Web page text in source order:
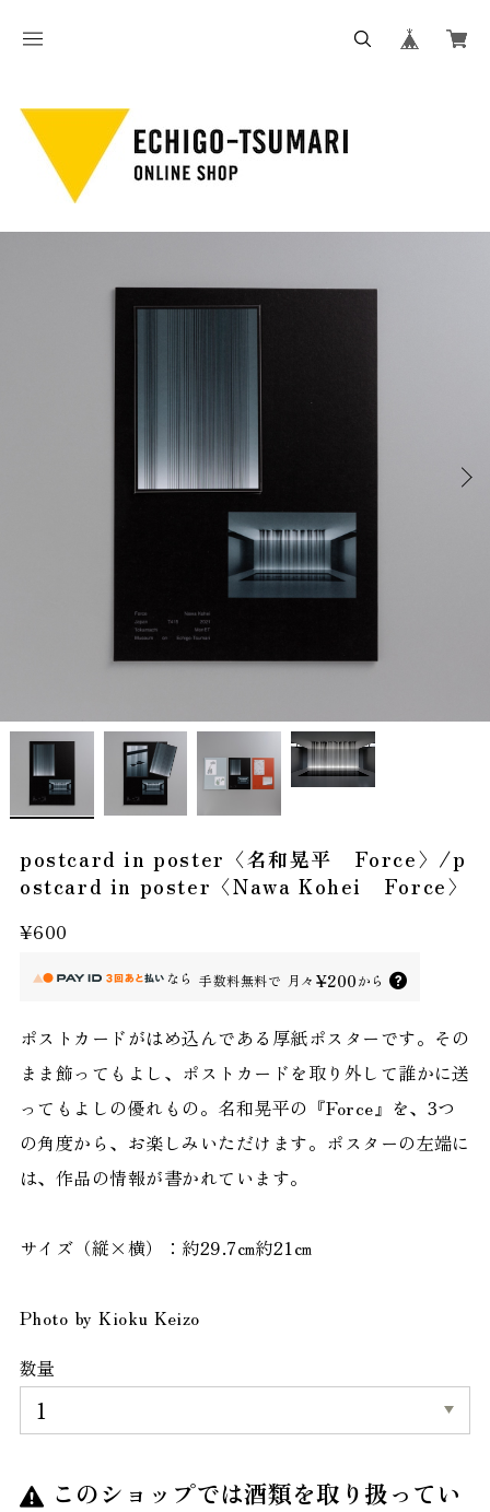
postcard in poster〈名和晃平 Force〉/p
ostcard in poster〈Nawa Kohei Force〉
¥600
なら 手数料無料で 月々 ¥200から
ポストカードがはめ込んである厚紙ポスターです。その
まま飾ってもよし、ポストカードを取り外して誰かに送
ってもよしの優れもの。名和晃平の『Force』を、3つ
の角度から、お楽しみいただけます。ポスターの左端に
は、作品の情報が書かれています。
サイズ（縦×横）：約29.7㎝約21㎝
Photo by Kioku Keizo
数量
このショップでは酒類を取り扱ってい